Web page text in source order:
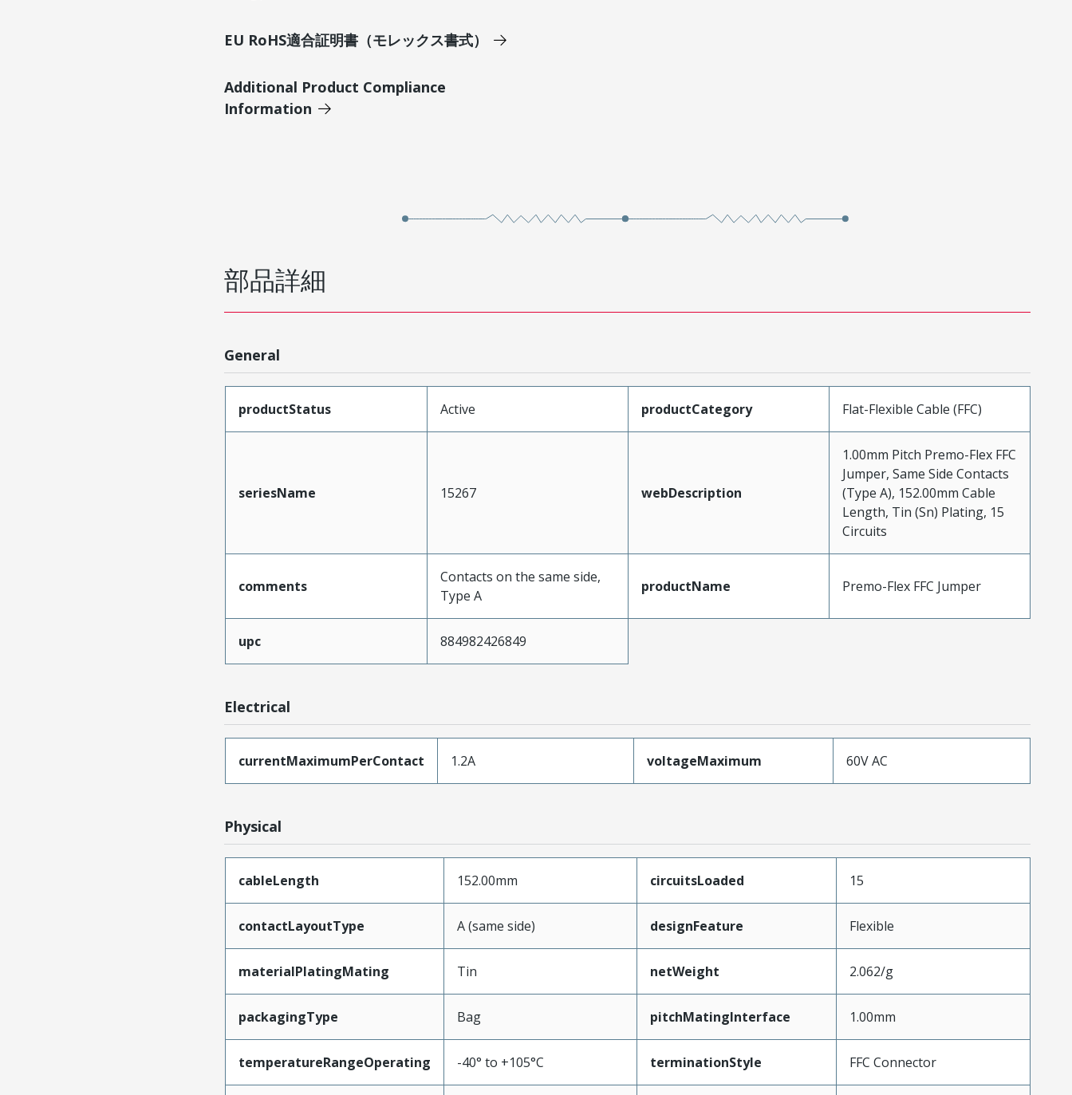
EU RoHS適合証明書（モレックス書式）
Additional Product Compliance
Information
部品詳細
General
productStatus Active productCategory Flat-Flexible Cable (FFC)
seriesName 15267 webDescription
1.00mm Pitch Premo-Flex FFC
Jumper, Same Side Contacts
(Type A), 152.00mm Cable
Length, Tin (Sn) Plating, 15
Circuits
comments
Contacts on the same side,
Type A
productName Premo-Flex FFC Jumper
upc 884982426849
Electrical
currentMaximumPerContact 1.2A voltageMaximum 60V AC
Physical
cableLength 152.00mm circuitsLoaded 15
contactLayoutType A (same side) designFeature Flexible
materialPlatingMating Tin netWeight 2.062/g
packagingType Bag pitchMatingInterface 1.00mm
temperatureRangeOperating -40° to +105°C terminationStyle FFC Connector